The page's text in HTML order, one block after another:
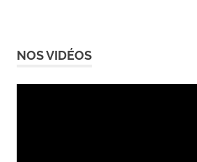
NOS VIDÉOS